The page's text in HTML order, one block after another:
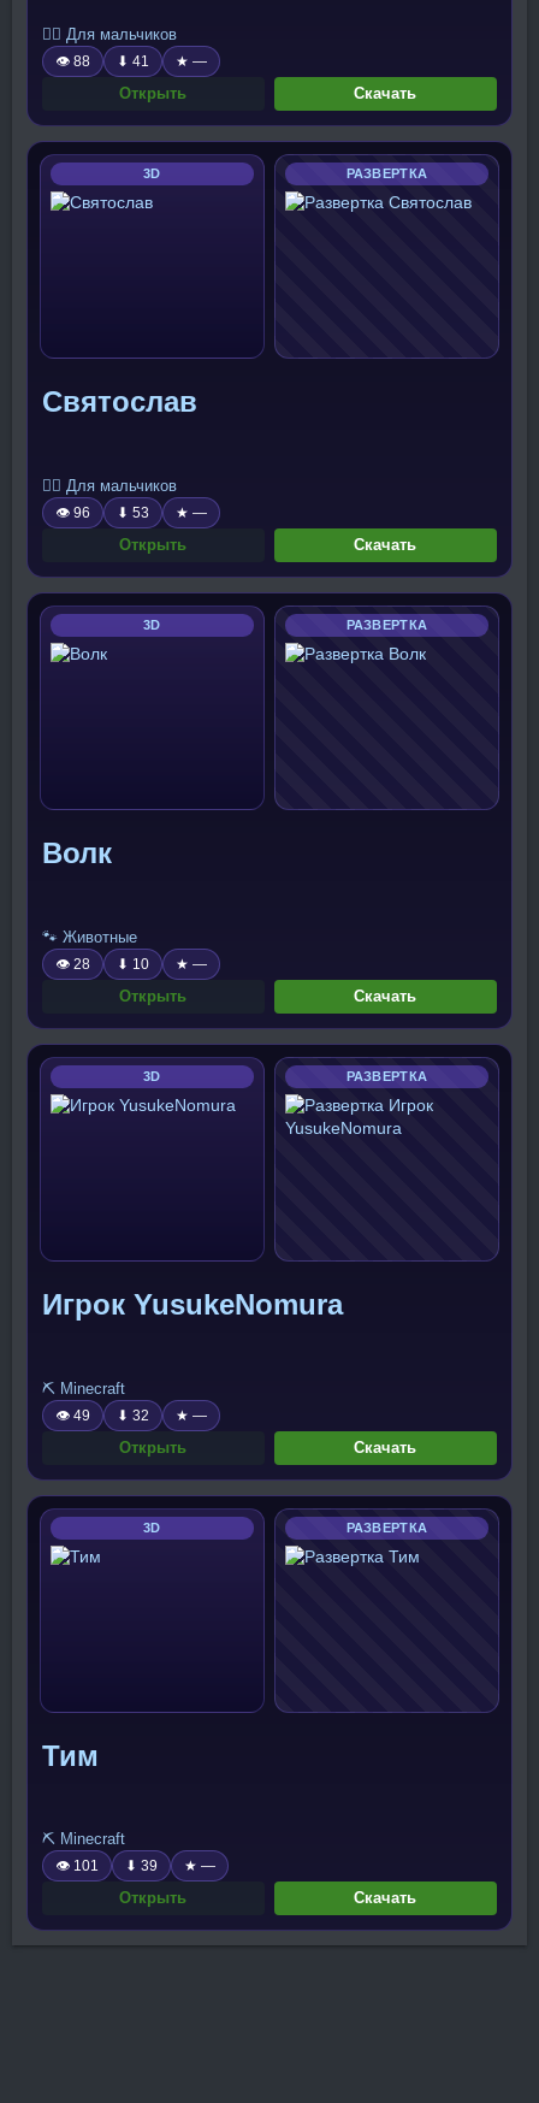
🧍‍♂️ Для мальчиков
👁 88 ⬇ 41 ★ —
Открыть Скачать
3D РАЗВЕРТКА
Святослав
🧍‍♂️ Для мальчиков
👁 96 ⬇ 53 ★ —
Открыть Скачать
3D РАЗВЕРТКА
Волк
🐾 Животные
👁 28 ⬇ 10 ★ —
Открыть Скачать
3D РАЗВЕРТКА
Игрок YusukeNomura
⛏️ Minecraft
👁 49 ⬇ 32 ★ —
Открыть Скачать
3D РАЗВЕРТКА
Тим
⛏️ Minecraft
👁 101 ⬇ 39 ★ —
Открыть Скачать